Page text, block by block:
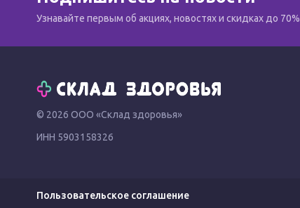
Узнавайте первым об акциях, новостях и скидках до 70%
© 2026 ООО «Склад здоровья»
ИНН 5903158326
Пользовательское соглашение